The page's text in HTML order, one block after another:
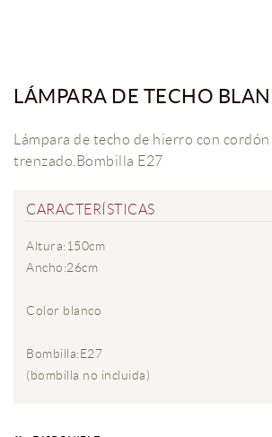
LÁMPARA DE TECHO
Lámpara de techo de hierro con cordón
trenzado.Bombilla E27
CARACTERÍSTICAS
Altura:150cm
Ancho:26cm
Color blanco
Bombilla:E27
(bombilla no incluida)